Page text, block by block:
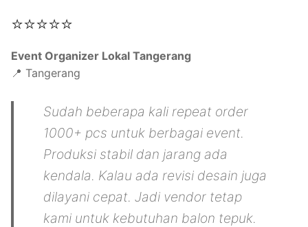
⭐⭐⭐⭐⭐
Event Organizer Lokal Tangerang
📍 Tangerang
Sudah beberapa kali repeat order
1000+ pcs untuk berbagai event.
Produksi stabil dan jarang ada
kendala. Kalau ada revisi desain juga
dilayani cepat. Jadi vendor tetap
kami untuk kebutuhan balon tepuk.